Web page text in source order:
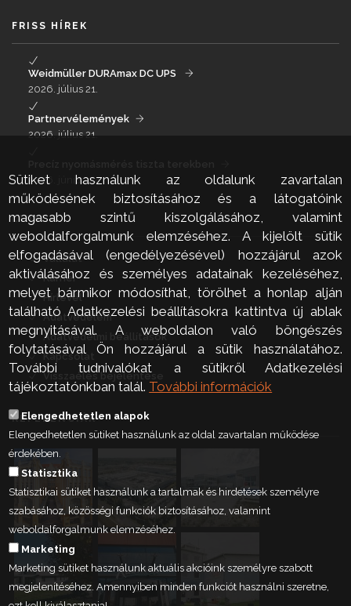
FRISS HÍREK
Weidmüller DURAmax DC UPS
2026. július 21.
Partnervélemények
2026. július 21.
2026. június 24.
LINKEK
Vállalat
Karrier
Hírlevél
Adatvédelem
Adatvédelmi beállítások
Kapcsolat
Visszaélés bejelentése
REFERENCIÁK
Sütiket használunk az oldalunk zavartalan
működésének biztosításához és a látogatóink
magasabb szintű kiszolgálásához, valamint
weboldalforgalmunk elemzéséhez. A kijelölt sütik
elfogadásával (engedélyezésével) hozzájárul azok
aktiválásához és személyes adatainak kezeléséhez,
melyet bármikor módosíthat, törölhet a honlap alján
található Adatkezelési beállításokra kattintva új ablak
megnyitásával. A weboldalon való böngészés
folytatásával Ön hozzájárul a sütik használatához.
További tudnivalókat a sütikről Adatkezelési
tájékoztatónkban talál. További információk
Elengedhetetlen alapok
Elengedhetetlen sütiket használunk az oldal zavartalan működése
érdekében.
Statisztika
Statisztikai sütiket használunk a tartalmak és hirdetések személyre
szabásához, közösségi funkciók biztosításához, valamint
weboldalforgalmunk elemzéséhez.
Marketing
Marketing sütiket használunk aktuális akcióink személyre szabott
megjelenítéséhez. Amennyiben minden funkciót használni szeretne,